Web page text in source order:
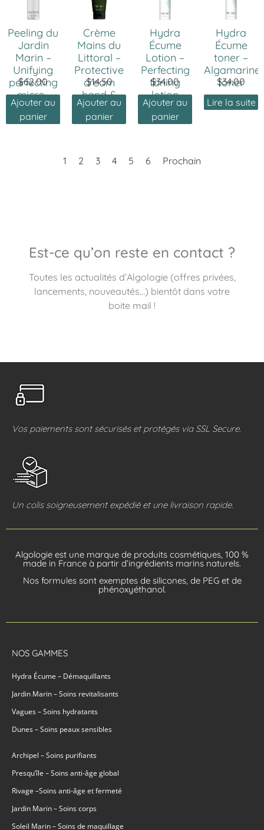
Peeling du
Jardin
Marin –
Unifying
perfecting
micro-
peeling
$62.00
Ajouter au
panier
Crème
Mains du
Littoral –
Protective
cream
hand &
nail
$14.50
Ajouter au
panier
Hydra
Écume
Lotion –
Perfecting
toning
lotion
$34.00
Ajouter au
panier
Hydra
Écume
toner –
Algamarine
toner
$34.00
Lire la suite
1 2 3 4 5 6 Prochain
Est-ce qu’on reste en contact ?
Toutes les actualités d’Algologie (offres privées,
lancements, nouveautés…) bientôt dans votre
boite mail !
Vos paiements sont sécurisés et protégés via SSL Secure.
Un colis soigneusement expédié et une livraison rapide.
Algologie est une marque de produits cosmétiques, 100 %
made in France à partir d’ingrédients marins naturels.
Nos formules sont exemptes de silicones, de PEG et de
phénoxyéthanol.
NOS GAMMES
Hydra Écume – Démaquillants
Jardin Marin – Soins revitalisants
Vagues – Soins hydratants
Dunes – Soins peaux sensibles
Archipel – Soins purifiants
Presqu’île – Soins anti-âge global
Rivage –Soins anti-âge et fermeté
Jardin Marin – Soins corps
Soleil Marin – Soins de maquillage